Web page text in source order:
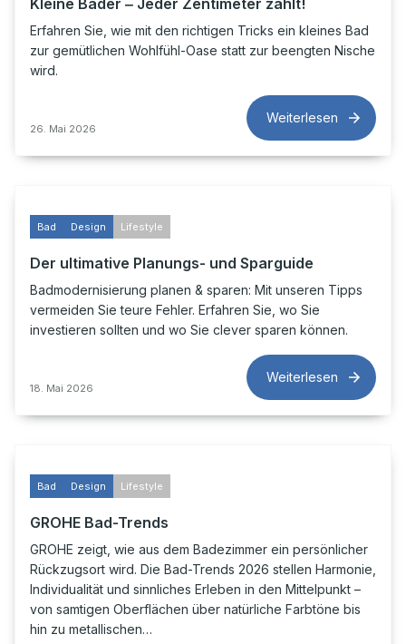
Kleine Bäder ‒ Jeder Zentimeter zählt!
Erfahren Sie, wie mit den richtigen Tricks ein kleines Bad
zur gemütlichen Wohlfühl-Oase statt zur beengten Nische
wird.
26. Mai 2026
Weiterlesen
Bad Design Lifestyle
Der ultimative Planungs- und Sparguide
Badmodernisierung planen & sparen: Mit unseren Tipps
vermeiden Sie teure Fehler. Erfahren Sie, wo Sie
investieren sollten und wo Sie clever sparen können.
18. Mai 2026
Weiterlesen
Bad Design Lifestyle
GROHE Bad-Trends
GROHE zeigt, wie aus dem Badezimmer ein persönlicher
Rückzugsort wird. Die Bad-Trends 2026 stellen Harmonie,
Individualität und sinnliches Erleben in den Mittelpunkt –
von samtigen Oberflächen über natürliche Farbtöne bis
hin zu metallischen…